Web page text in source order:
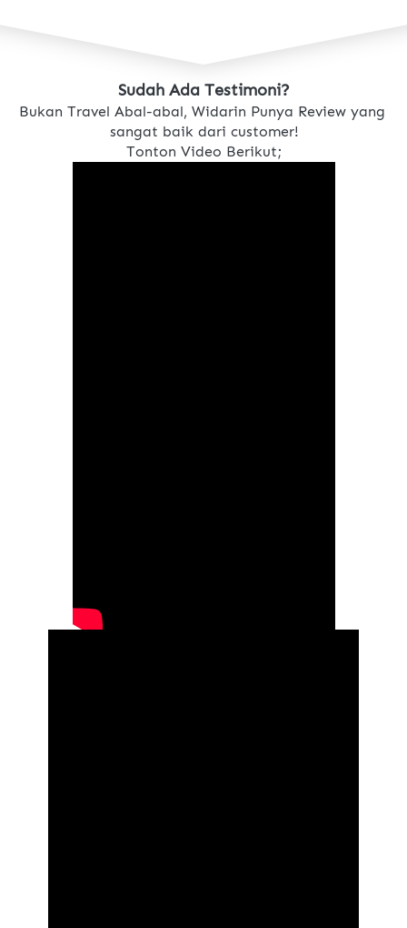
Sudah Ada Testimoni?
Bukan Travel Abal-abal, Widarin Punya Review yang
sangat baik dari customer!
Tonton Video Berikut;